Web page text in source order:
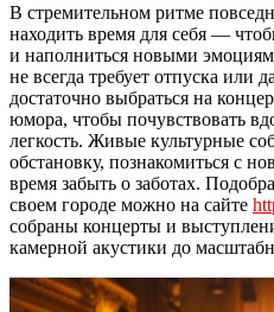
В стремительном ритме
находить время для себя —
и наполниться новыми
не всегда требует отпуска или
достаточно выбраться на
юмора, чтобы почувствовать
легкость. Живые культурные
обстановку, познакомиться с
время забыть о заботах.
своем городе можно на сайте
собраны концерты и
камерной акустики до